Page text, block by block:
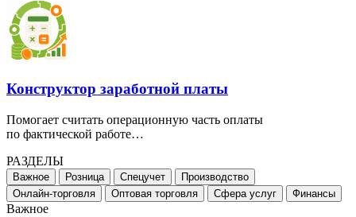
Конструктор заработной платы
Помогает считать операционную часть оплаты
по фактической работе…
РАЗДЕЛЫ
Важное Розница Спецучет
Производство
Онлайн-торговля
Оптовая торговля Сфера услуг Финансы
Важное